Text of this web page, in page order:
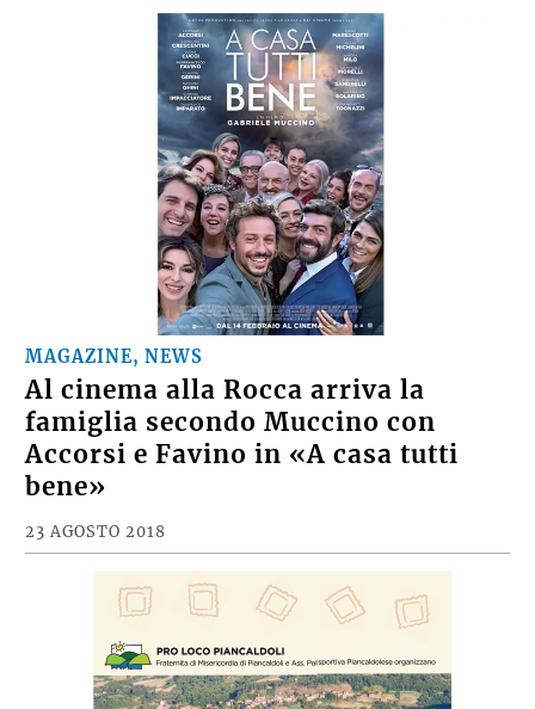
MAGAZINE, NEWS
Al cinema alla Rocca arriva la
famiglia secondo Muccino con
Accorsi e Favino in «A casa tutti
bene»
23 AGOSTO 2018